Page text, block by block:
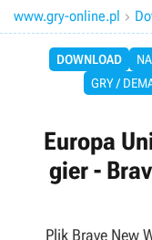
www.gry-online.pl 
DOWNLOAD
GRY /
Europa
gier -
Plik Brave New